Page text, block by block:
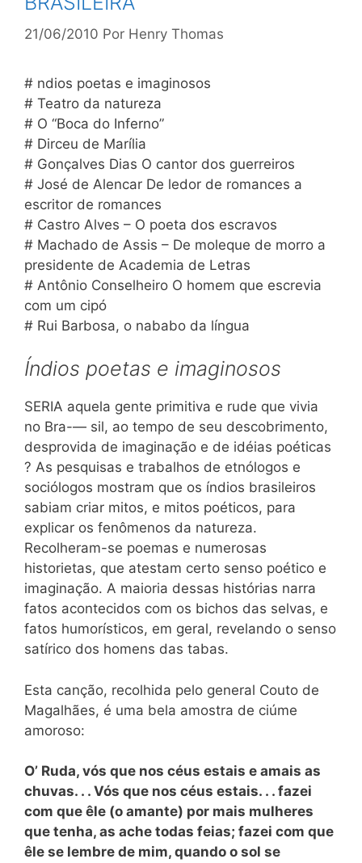
21/06/2010 Por Henry Thomas
# ndios poetas e imaginosos
# Teatro da natureza
# O “Boca do Inferno”
# Dirceu de Marília
# Gonçalves Dias O cantor dos guerreiros
# José de Alencar De ledor de romances a
escritor de romances
# Castro Alves – O poeta dos escravos
# Machado de Assis – De moleque de morro a
presidente de Academia de Letras
# Antônio Conselheiro O homem que escrevia
com um cipó
# Rui Barbosa, o nababo da língua
Índios poetas e imaginosos
SERIA aquela gente primitiva e rude que vivia
no Bra-— sil, ao tempo de seu descobrimento,
desprovida de imaginação e de idéias poéticas
? As pesquisas e trabalhos de etnólogos e
sociólogos mostram que os índios brasileiros
sabiam criar mitos, e mitos poéticos, para
explicar os fenômenos da natureza.
Recolheram-se poemas e numerosas
historietas, que atestam certo senso poético e
imaginação. A maioria dessas histórias narra
fatos acontecidos com os bichos das selvas, e
fatos humorísticos, em geral, revelando o senso
satírico dos homens das tabas.
Esta canção, recolhida pelo general Couto de
Magalhães, é uma bela amostra de ciúme
amoroso:
O’ Ruda, vós que nos céus estais e amais as
chuvas. . . Vós que nos céus estais. . . fazei
com que êle (o amante) por mais mulheres
que tenha, as ache todas feias; fazei com que
êle se lembre de mim, quando o sol se